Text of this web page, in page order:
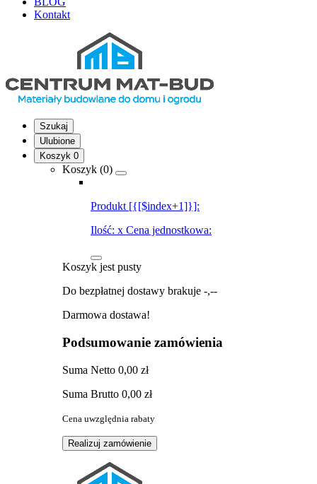
Kontakt
Szukaj
Ulubione
Koszyk 0
Koszyk (0)
Produkt [{[$index+1]}]:
Ilość: x Cena jednostkowa:
Koszyk jest pusty
Do bezpłatnej dostawy brakuje -,--
Darmowa dostawa!
Podsumowanie zamówienia
Suma Netto 0,00 zł
Suma Brutto 0,00 zł
Cena uwzględnia rabaty
Realizuj zamówienie